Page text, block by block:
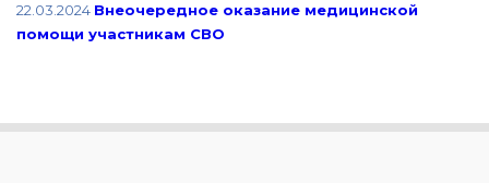
22.03.2024 Внеочередное оказание медицинской
помощи участникам СВО